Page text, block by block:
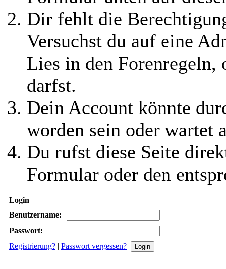
Dir fehlt die
Versuchst du auf eine
Lies in den Forenregeln,
darfst.
Dein Account könnte
worden sein oder wartet
Du rufst diese Seite
Formular oder den
Login
Benutzername:
Passwort:
Registrierung? | Passwort vergessen?